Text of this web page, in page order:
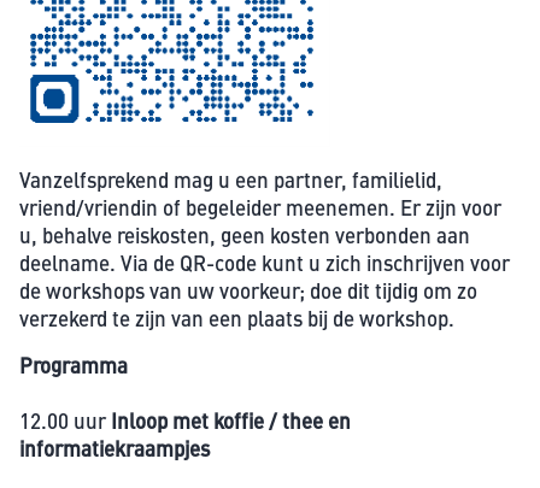
Vanzelfsprekend mag u een partner, familielid,
vriend/vriendin of begeleider meenemen. Er zijn voor
u, behalve reiskosten, geen kosten verbonden aan
deelname. Via de QR-code kunt u zich inschrijven voor
de workshops van uw voorkeur; doe dit tijdig om zo
verzekerd te zijn van een plaats bij de workshop.
Programma
12.00 uurInloop met koffie / thee en
informatiekraampjes